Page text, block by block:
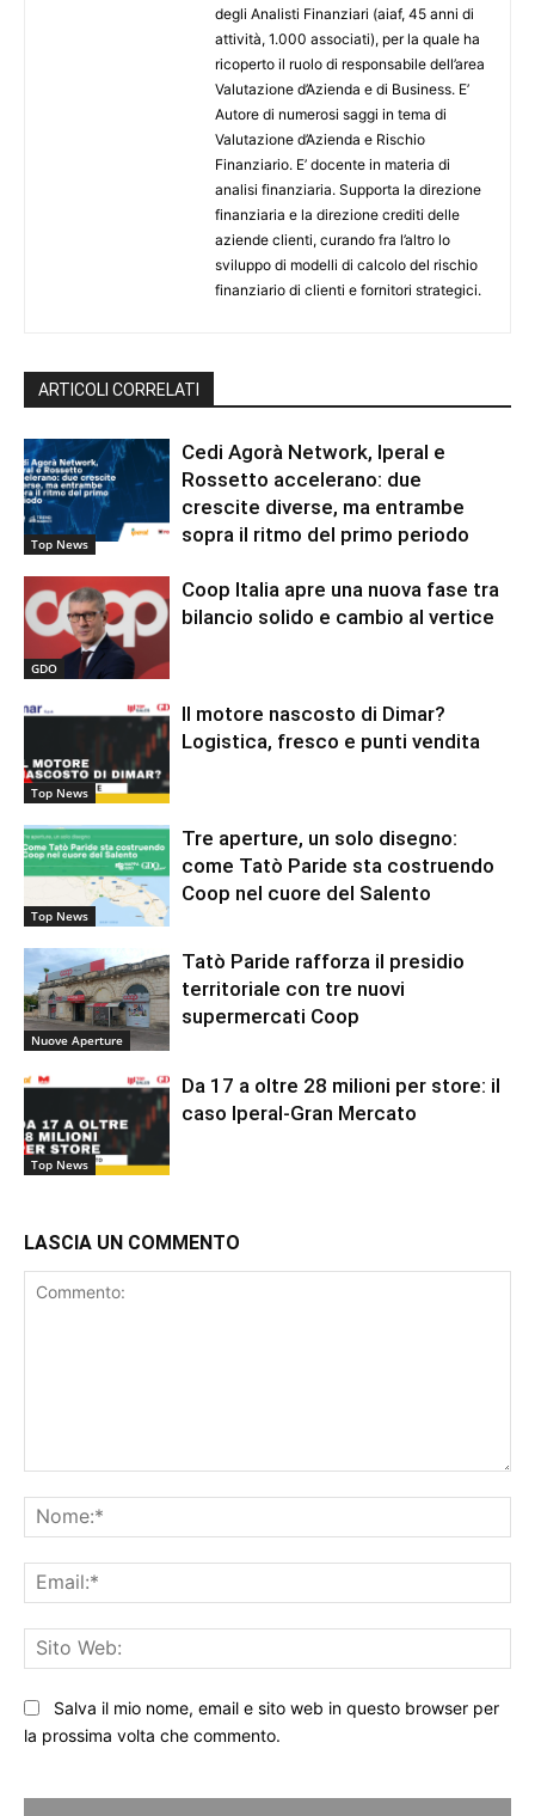
degli Analisti Finanziari (aiaf, 45 anni di
attività, 1.000 associati), per la quale ha
ricoperto il ruolo di responsabile dell’area
Valutazione d’Azienda e di Business. E’
Autore di numerosi saggi in tema di
Valutazione d’Azienda e Rischio
Finanziario. E’ docente in materia di
analisi finanziaria. Supporta la direzione
finanziaria e la direzione crediti delle
aziende clienti, curando fra l’altro lo
sviluppo di modelli di calcolo del rischio
finanziario di clienti e fornitori strategici.
ARTICOLI CORRELATI
Top News
Cedi Agorà Network, Iperal e
Rossetto accelerano: due
crescite diverse, ma entrambe
sopra il ritmo del primo periodo
GDO
Coop Italia apre una nuova fase tra
bilancio solido e cambio al vertice
Top News
Il motore nascosto di Dimar?
Logistica, fresco e punti vendita
Top News
Tre aperture, un solo disegno:
come Tatò Paride sta costruendo
Coop nel cuore del Salento
Nuove Aperture
Tatò Paride rafforza il presidio
territoriale con tre nuovi
supermercati Coop
Top News
Da 17 a oltre 28 milioni per store: il
caso Iperal-Gran Mercato
LASCIA UN COMMENTO
Salva il mio nome, email e sito web in questo browser per
la prossima volta che commento.